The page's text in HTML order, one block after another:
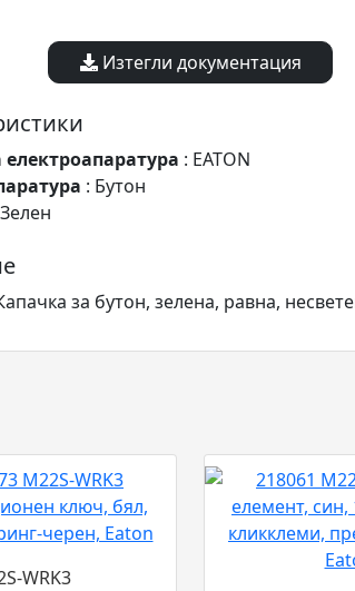
Изтегли документация
: EATON
: Бутон
за бутон, зелена, равна,
WRK3